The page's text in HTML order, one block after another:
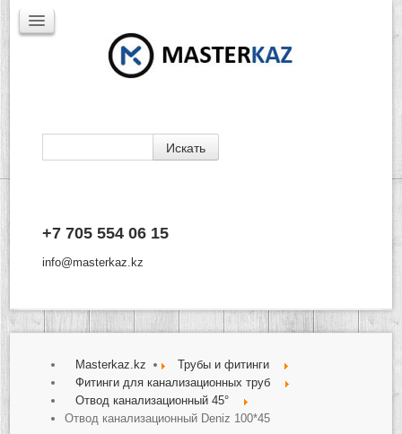
+7 705 554 06 15
info@masterkaz.kz
Доставка
Masterkaz.kz
Трубы и фитинги
Фитинги для канализационных труб
Отвод канализационный 45°
Отвод канализационный Deniz 100*45